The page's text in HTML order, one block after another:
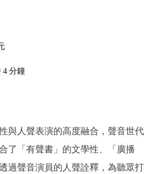
4 分鐘
與人聲表演的高度融合，聲音世代
了「有聲書」的文學性、「廣播
過聲音演員的人聲詮釋，為聽眾打